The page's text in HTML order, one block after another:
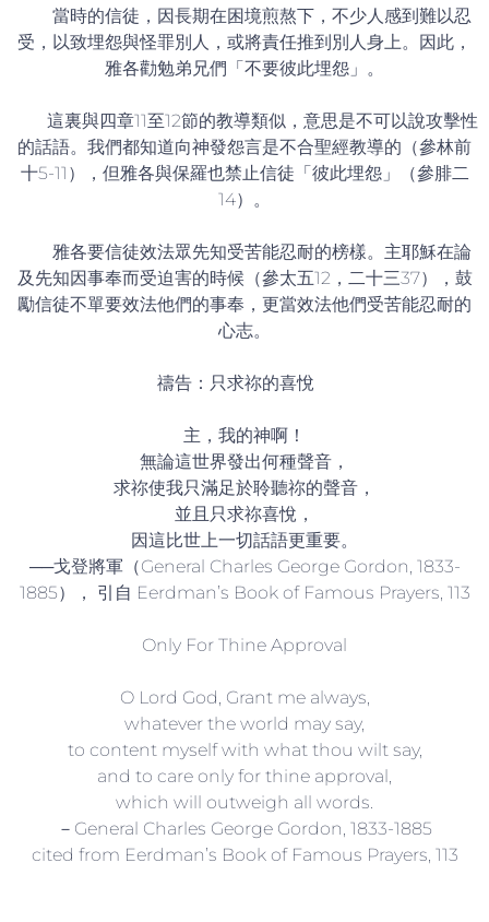
當時的信徒，因長期在困境煎熬下，不少人感到難以忍
受，以致埋怨與怪罪別人，或將責任推到別人身上。因此，
雅各勸勉弟兄們「不要彼此埋怨」。
這裏與四章11至12節的教導類似，意思是不可以說攻擊性
的話語。我們都知道向神發怨言是不合聖經教導的（參林前
十5-11），但雅各與保羅也禁止信徒「彼此埋怨」（參腓二
14）。
雅各要信徒效法眾先知受苦能忍耐的榜樣。主耶穌在論
及先知因事奉而受迫害的時候（參太五12，二十三37），鼓
勵信徒不單要效法他們的事奉，更當效法他們受苦能忍耐的
心志。
禱告：只求祢的喜悅
主，我的神啊！
無論這世界發出何種聲音，
求祢使我只滿足於聆聽祢的聲音，
並且只求祢喜悅，
因這比世上一切話語更重要。
──戈登將軍（General Charles George Gordon, 1833-
1885）， 引自 Eerdman’s Book of Famous Prayers, 113
Only For Thine Approval
O Lord God, Grant me always,
whatever the world may say,
to content myself with what thou wilt say,
and to care only for thine approval,
which will outweigh all words.
－General Charles George Gordon, 1833-1885
cited from Eerdman’s Book of Famous Prayers, 113